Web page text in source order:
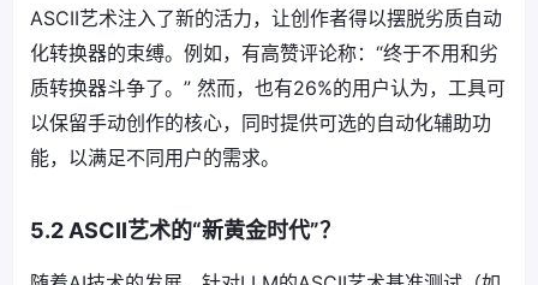
ASCII艺术注入了新的活力，让创作者得以摆脱劣质自动
化转换器的束缚。例如，有高赞评论称：“终于不用和劣
质转换器斗争了。” 然而，也有26%的用户认为，工具可
以保留手动创作的核心，同时提供可选的自动化辅助功
能，以满足不同用户的需求。
5.2 ASCII艺术的“新黄金时代”？